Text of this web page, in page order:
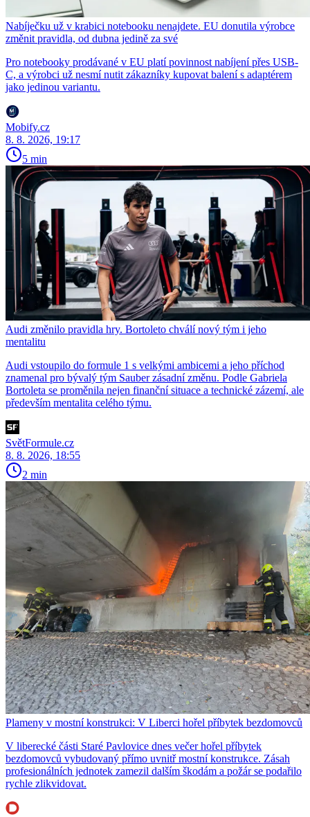
Nabíječku už v krabici notebooku nenajdete. EU donutila výrobce
změnit pravidla, od dubna jedině za své
Pro notebooky prodávané v EU platí povinnost nabíjení přes USB-
C, a výrobci už nesmí nutit zákazníky kupovat balení s adaptérem
jako jedinou variantu.
Mobify.cz
8. 8. 2026, 19:17
5 min
Audi změnilo pravidla hry. Bortoleto chválí nový tým i jeho
mentalitu
Audi vstoupilo do formule 1 s velkými ambicemi a jeho příchod
znamenal pro bývalý tým Sauber zásadní změnu. Podle Gabriela
Bortoleta se proměnila nejen finanční situace a technické zázemí, ale
především mentalita celého týmu.
SvětFormule.cz
8. 8. 2026, 18:55
2 min
Plameny v mostní konstrukci: V Liberci hořel příbytek bezdomovců
V liberecké části Staré Pavlovice dnes večer hořel příbytek
bezdomovců vybudovaný přímo uvnitř mostní konstrukce. Zásah
profesionálních jednotek zamezil dalším škodám a požár se podařilo
rychle zlikvidovat.